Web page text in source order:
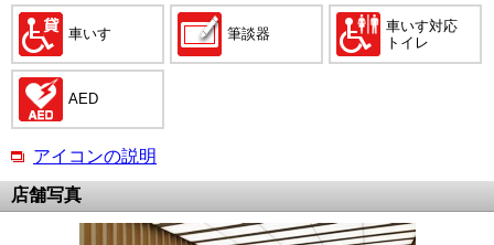
車いす 筆談器
車いす対応
トイレ
AED
アイコンの説明
店舗写真